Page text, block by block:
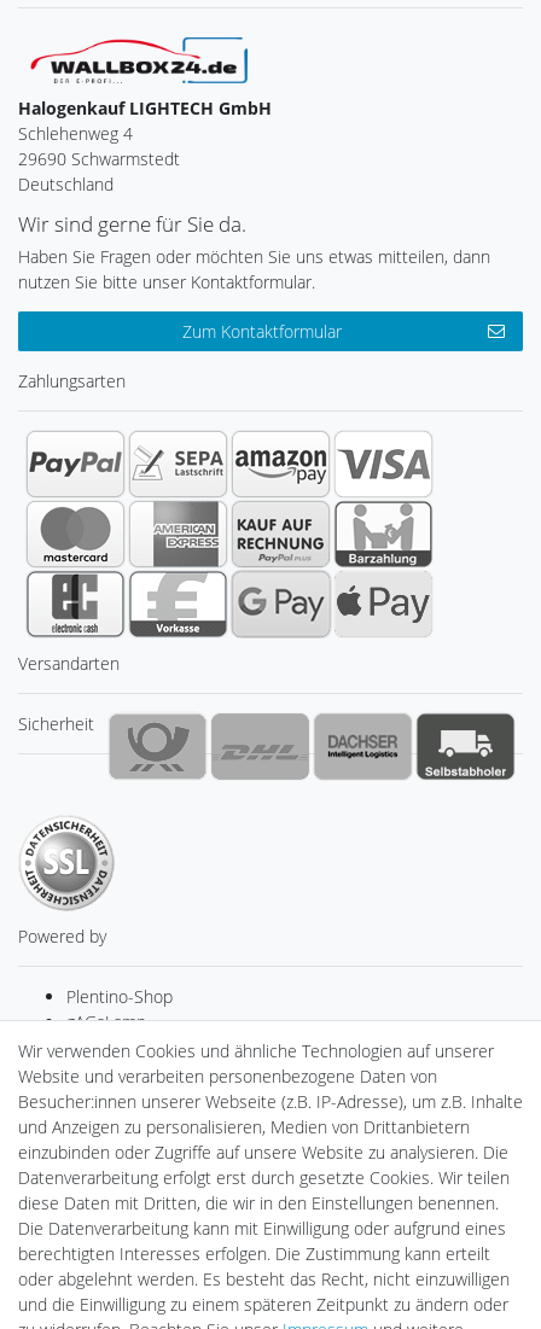
Halogenkauf LIGHTECH GmbH
Schlehenweg 4
29690 Schwarmstedt
Deutschland
Wir sind gerne für Sie da.
Haben Sie Fragen oder möchten Sie uns etwas mitteilen, dann
nutzen Sie bitte unser Kontaktformular.
Zum Kontaktformular
Zahlungsarten
Versandarten
Sicherheit
Powered by
Plentino-Shop
gAGaLamp
Drohnenstore24
Cardanlight-Shop
Batteriespeicher
PlentiSolar
Gebrauchtlicht
Ledkauf
DEYESOLAR
Lightech Connect
CardanLight Europe
FORTIMO LEDs
LED-RETROSHOP
Wir verwenden Cookies und ähnliche Technologien auf unserer
Website und verarbeiten personenbezogene Daten von
Besucher:innen unserer Webseite (z.B. IP-Adresse), um z.B. Inhalte
und Anzeigen zu personalisieren, Medien von Drittanbietern
einzubinden oder Zugriffe auf unsere Website zu analysieren. Die
Datenverarbeitung erfolgt erst durch gesetzte Cookies. Wir teilen
diese Daten mit Dritten, die wir in den Einstellungen benennen.
Die Datenverarbeitung kann mit Einwilligung oder aufgrund eines
berechtigten Interesses erfolgen. Die Zustimmung kann erteilt
oder abgelehnt werden. Es besteht das Recht, nicht einzuwilligen
und die Einwilligung zu einem späteren Zeitpunkt zu ändern oder